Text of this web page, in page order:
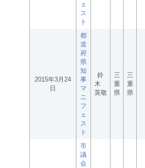
ェ
ス
ト
2015年3月24
日
都
道
府
県
知
事
マ
ニ
フ
ェ
ス
ト
鈴
木
英敬
三
重
県
三
重
県
市
議
会